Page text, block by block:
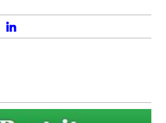
linkedin